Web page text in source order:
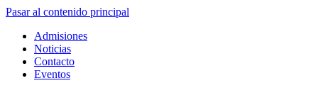
Pasar al contenido principal
Admisiones
Noticias
Contacto
Eventos